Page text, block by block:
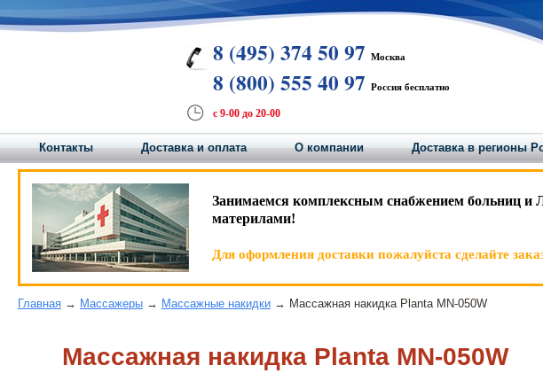
8 (495) 374 50 97 Москва
8 (800) 555 40 97 Россия бесплатно
с 9-00 до 20-00
Контакты Доставка и оплата О компании
Доставка в регионы
Занимаемся комплексным снабжением больниц
материлами!
Для оформления доставки пожалуйста сделайте
Главная → Массажеры → Массажные накидки → Массажная накидка Planta MN-050W
Массажная накидка Planta MN-050W